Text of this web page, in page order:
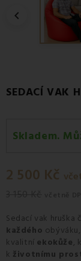

SEDACÍ VAK
Skladem.
2 500 Kč
Sedací vak hruška
každého
kvalitní ekokůže,
k životnímu